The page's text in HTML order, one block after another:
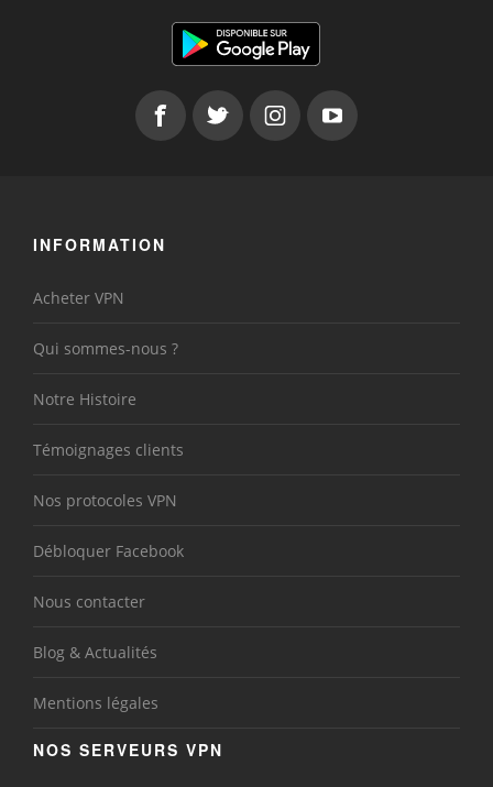
INFORMATION
Acheter VPN
Qui sommes-nous ?
Notre Histoire
Témoignages clients
Nos protocoles VPN
Débloquer Facebook
Nous contacter
Blog & Actualités
Mentions légales
NOS SERVEURS VPN